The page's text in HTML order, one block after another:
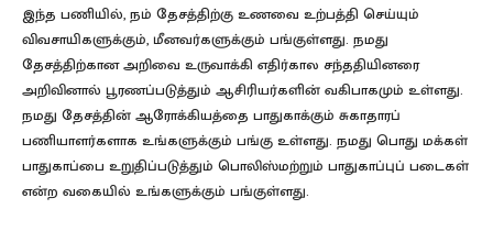
இந்த பணியில், நம் தேசத்திற்கு உணவை உற்பத்தி செய்யும்
விவசாயிகளுக்கும், மீனவர்களுக்கும் பங்குள்ளது. நமது
தேசத்திற்கான அறிவை உருவாக்கி எதிர்கால சந்ததியினரை
அறிவினால் பூரணப்படுத்தும் ஆசிரியர்களின் வகிபாகமும் உள்ளது.
நமது தேசத்தின் ஆரோக்கியத்தை பாதுகாக்கும் சுகாதாரப்
பணியாளர்களாக உங்களுக்கும் பங்கு உள்ளது. நமது பொது மக்கள்
பாதுகாப்பை உறுதிப்படுத்தும் பொலிஸ்மற்றும் பாதுகாப்புப் படைகள்
என்ற வகையில் உங்களுக்கும் பங்குள்ளது.